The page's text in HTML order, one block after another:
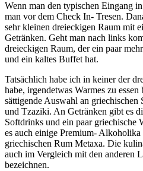
Wenn man den typischen Eingang
man vor dem Check In- Tresen.
sehr kleinen dreieckigen Raum mit
Getränken. Geht man nach links
dreieckigen Raum, der ein paar
und ein kaltes Buffet hat.
Tatsächlich habe ich in keiner der
habe, irgendetwas Warmes zu
sättigende Auswahl an griechischen
und Tzaziki. An Getränken gibt es
Softdrinks und ein paar griechische
es auch einige Premium-
griechischen Rum Metaxa. Die
auch im Vergleich mit den anderen
bezeichnen.